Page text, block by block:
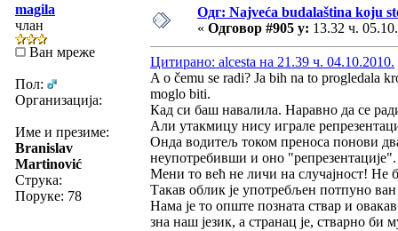
magila
члан
Ван мреже
Пол:
Организација:
Име и презиме:
Branislav
Martinović
Струка:
Поруке: 78
Одг: Najveća budalaština koju
« Одговор #905 у: 13.32 ч.
Цитирано: alcesta на 21.39 ч. 04.10.2010.
A o čemu se radi? Ja bih na to progledala
moglo biti.
Кад си баш навалила. Наравно да се
Али утакмицу нису играле
Онда водитељ током преноса понови
неупотребивши и оно "репрезентације".
Мени то већ не личи на случајност! Не
Такав облик је употребљен потпуно ван
Нама је то опште позната ствар и
зна наш језик, а странац је, стварно би